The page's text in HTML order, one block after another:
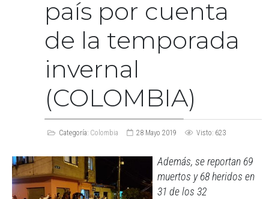
país por cuenta
de la temporada
invernal
(COLOMBIA)
Categoría: Colombia 28 Mayo 2019 Visto: 623
Además, se reportan 69
muertos y 68 heridos en
31 de los 32